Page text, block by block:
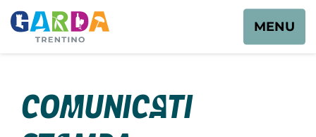
MENU
Comunicati